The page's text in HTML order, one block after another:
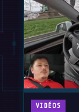
VIDÉOS